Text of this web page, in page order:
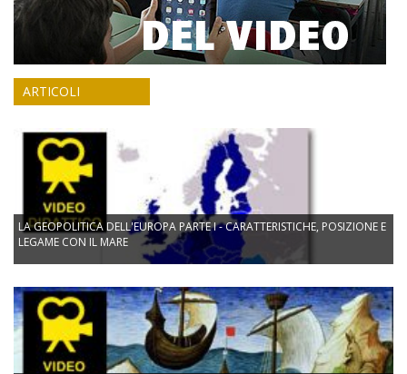
ARTICOLI
LA GEOPOLITICA DELL'EUROPA PARTE I - CARATTERISTICHE, POSIZIONE E
LEGAME CON IL MARE